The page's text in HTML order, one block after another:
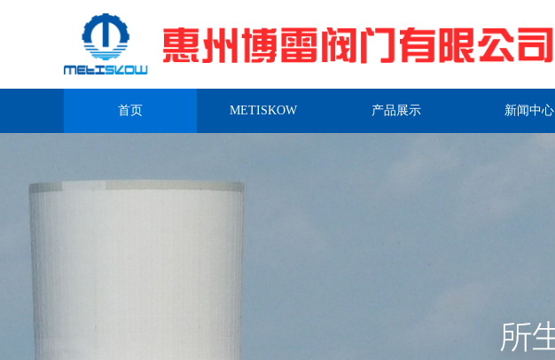
首页 METISKOW 产品展示 新闻中心